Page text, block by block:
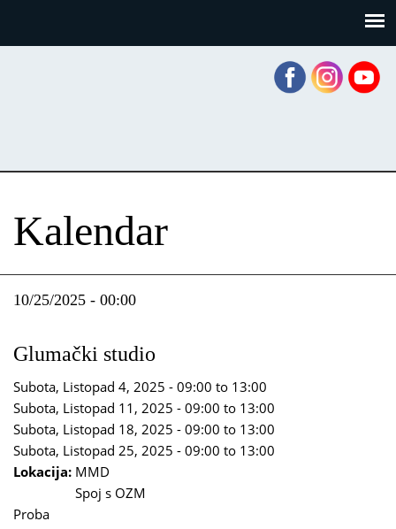
Kalendar
10/25/2025 - 00:00
Glumački studio
Subota, Listopad 4, 2025 - 09:00 to 13:00
Subota, Listopad 11, 2025 - 09:00 to 13:00
Subota, Listopad 18, 2025 - 09:00 to 13:00
Subota, Listopad 25, 2025 - 09:00 to 13:00
Lokacija: MMD
Spoj s OZM
Proba